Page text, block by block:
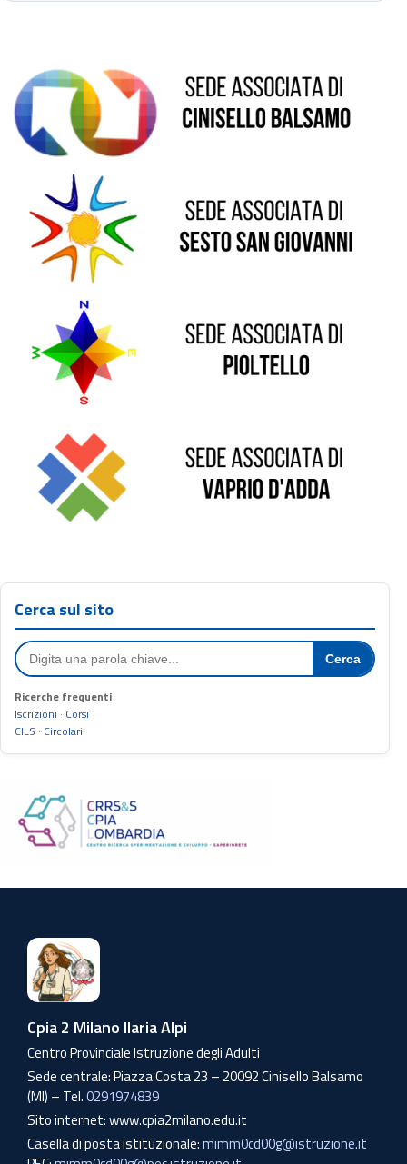
Sede di Sesto San Giovanni
Sede di Pioltello
Sede di Vaprio D'Adda
Cerca sul sito
Cerca
Ricerche frequenti
Iscrizioni · Corsi
CILS · Circolari
Cpia 2 Milano Ilaria Alpi
Centro Provinciale Istruzione degli Adulti
Sede centrale: Piazza Costa 23 – 20092 Cinisello Balsamo
(MI) – Tel.0291974839
Sito internet: www.cpia2milano.edu.it
Casella di posta istituzionale:mimm0cd00g@istruzione.it